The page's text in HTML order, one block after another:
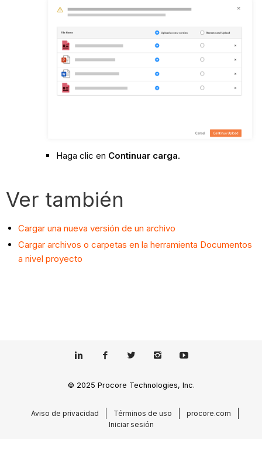
Haga clic en Continuar carga.
Ver también
Cargar una nueva versión de un archivo
Cargar archivos o carpetas en la herramienta Documentos
a nivel proyecto
© 2025 Procore Technologies, Inc.
Aviso de privacidad Términos de uso
procore.com
Iniciar sesión